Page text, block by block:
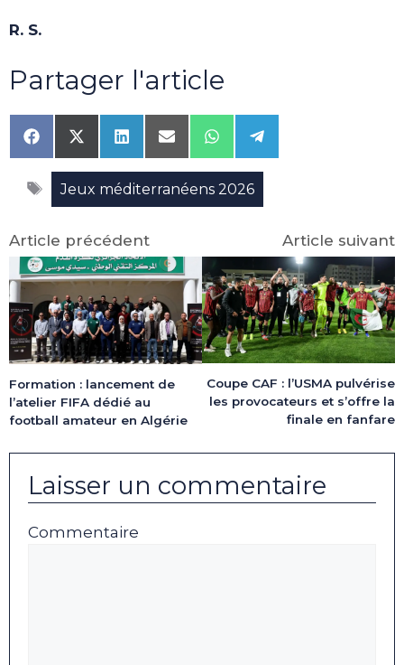
R. S.
Partager l'article
Share
on
Facebook
Share
on
X
(Twitter)
Share
on
LinkedIn
Share
on
Email
Share
on
WhatsApp
Share
on
Telegram
Étiquettes
Jeux méditerranéens 2026
Article précédent
Formation : lancement de
l’atelier FIFA dédié au
football amateur en Algérie
Article suivant
Coupe CAF : l’USMA pulvérise
les provocateurs et s’offre la
finale en fanfare
Laisser un commentaire
Commentaire